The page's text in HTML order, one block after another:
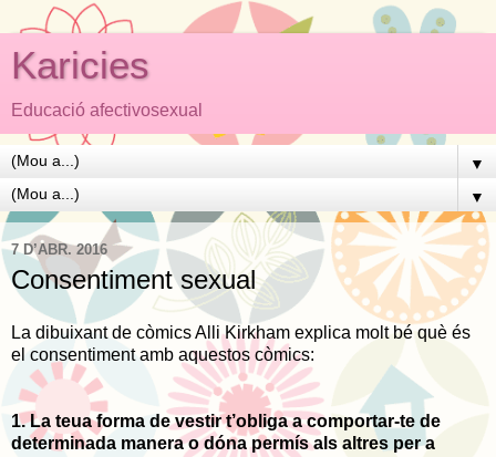
Karicies
Educació afectivosexual
▼
▼
7 D’ABR. 2016
Consentiment sexual
La dibuixant de còmics Alli Kirkham explica molt bé què és
el consentiment amb aquestos còmics:
1. La teua forma de vestir t’obliga a comportar-te de
determinada manera o dóna permís als altres per a